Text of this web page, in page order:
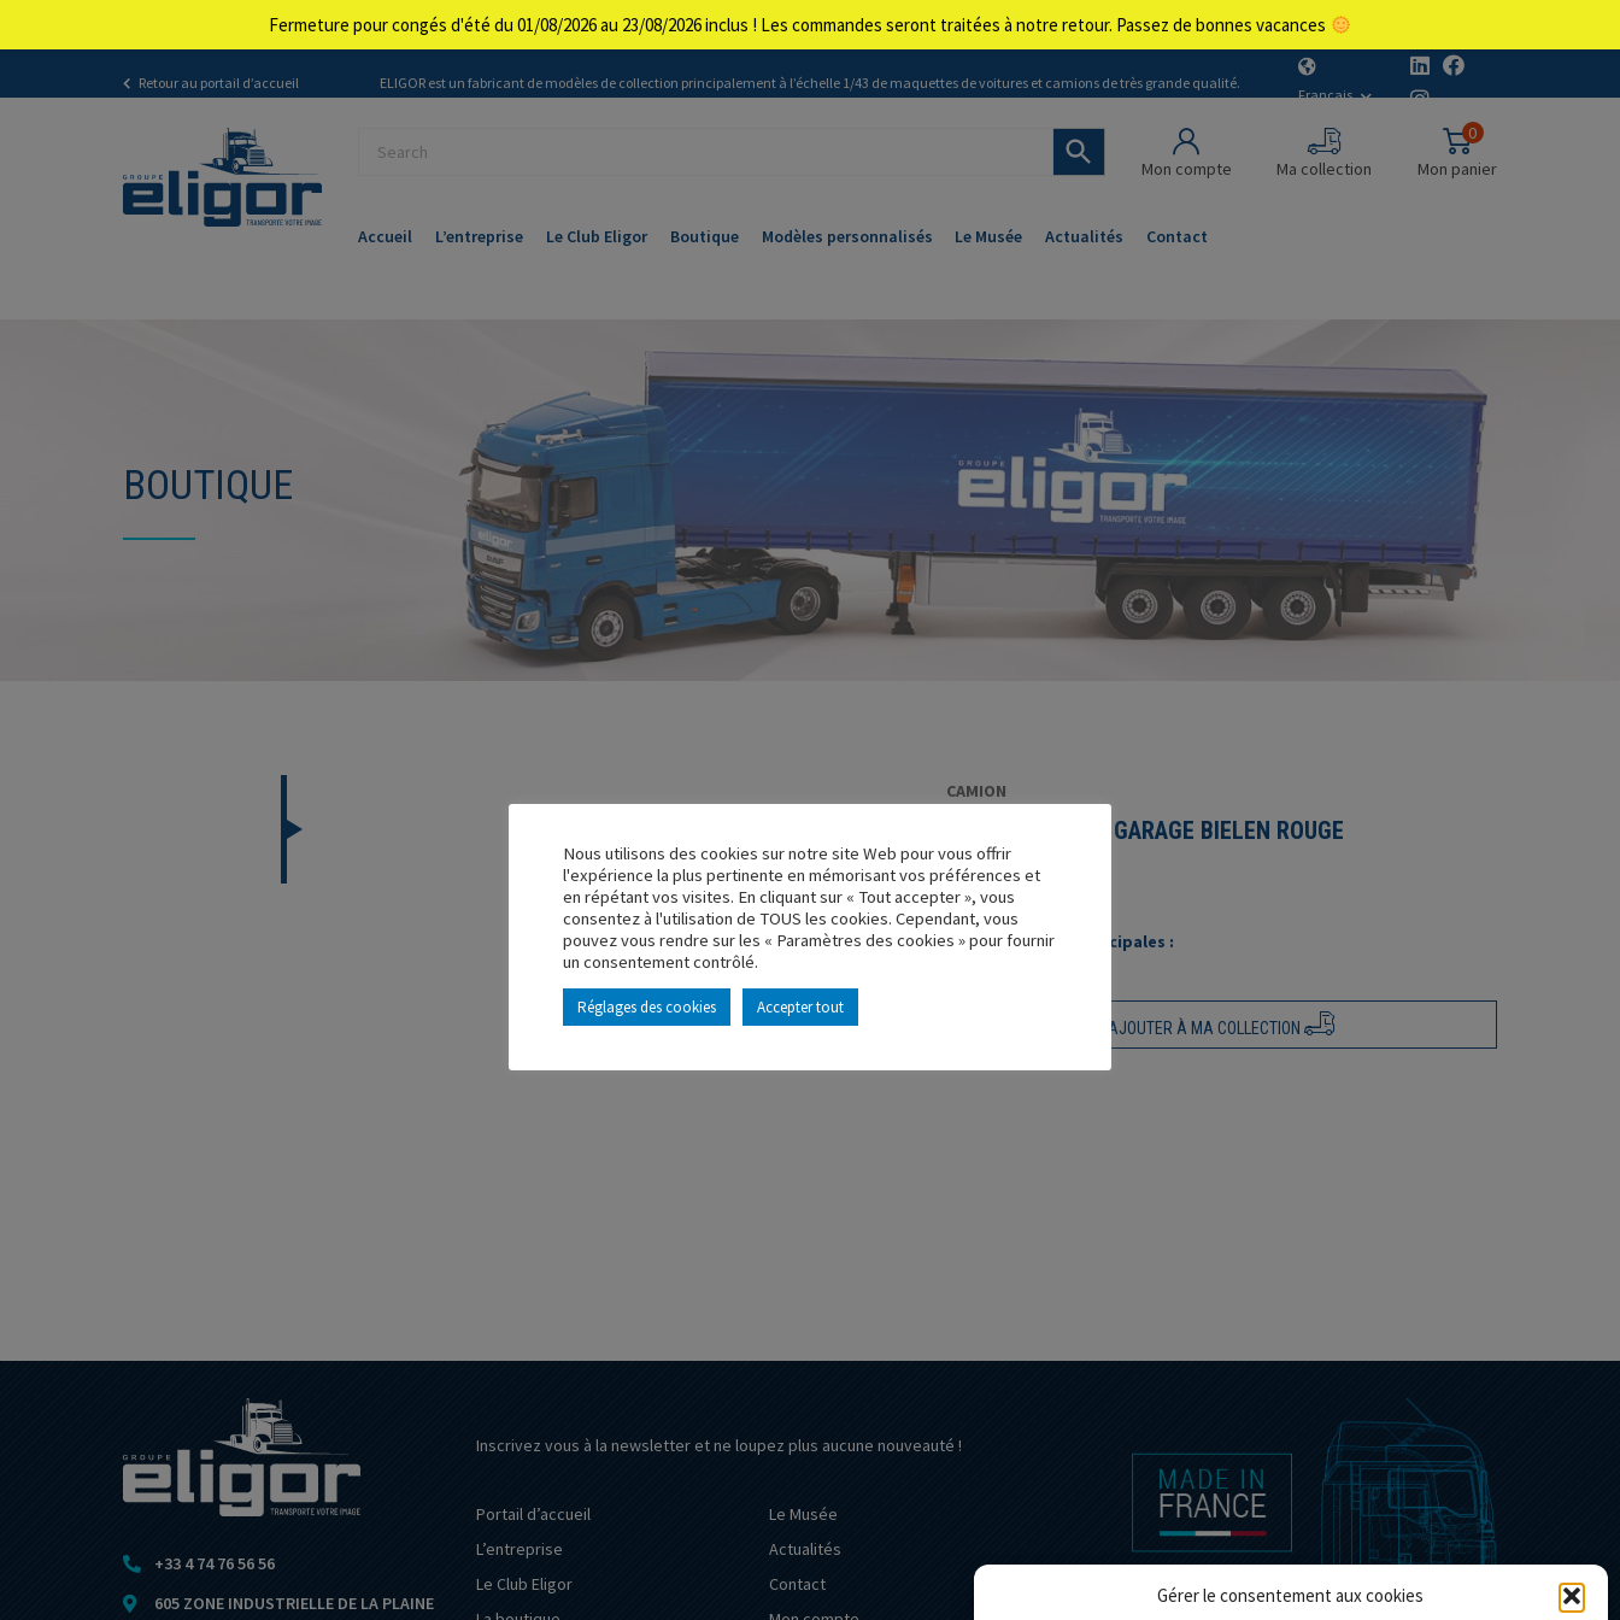
Gérer le consentement aux cookies
Retour au portail d’accueil ELIGOR est un fabricant de modèles de collection principalement à l’échelle 1/43 de maquettes de voitures et camions de très grande qualité.
Français
Mon compte Ma collection
0
Mon panier
Accueil L’entreprise Le Club Eligor Boutique Modèles personnalisés Le Musée Actualités Contact
BOUTIQUE
CAMION
RENAULT AE 500 GARAGE BIELEN ROUGE
Réf. : 110735
Rupture de stock
Caractéristique principales :
AJOUTER À MA COLLECTION
+33 4 74 76 56 56
605 ZONE INDUSTRIELLE DE LA PLAINE
Inscrivez vous à la newsletter et ne loupez plus aucune nouveauté !
Portail d’accueil
L’entreprise
Le Club Eligor
Le Musée
Actualités
Contact
Nous utilisons des cookies sur notre site Web pour vous offrir
l'expérience la plus pertinente en mémorisant vos préférences et
en répétant vos visites. En cliquant sur « Tout accepter », vous
consentez à l'utilisation de TOUS les cookies. Cependant, vous
pouvez vous rendre sur les « Paramètres des cookies » pour fournir
un consentement contrôlé.
Réglages des cookies Accepter tout
Fermeture pour congés d'été du 01/08/2026 au 23/08/2026 inclus ! Les commandes seront traitées à notre retour. Passez de bonnes vacances